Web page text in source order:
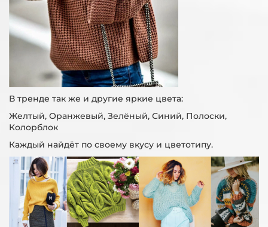
В тренде так же и другие яркие цвета:
Желтый, Оранжевый, Зелёный, Синий, Полоски,
Колорблок
Каждый найдёт по своему вкусу и цветотипу.